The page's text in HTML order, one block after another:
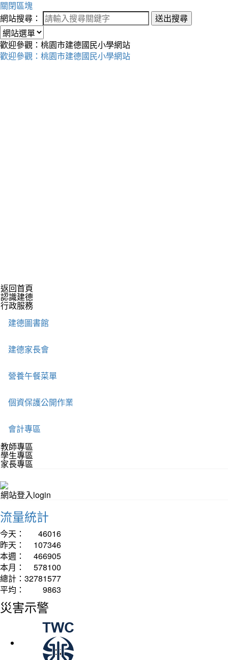
關閉區塊
網站搜尋：
送出搜尋
歡迎參觀：桃園市建德國民小學網站
歡迎參觀：桃園市建德國民小學網站
返回首頁
認識建德
行政服務
建德圖書館
建德家長會
營養午餐菜單
個資保護公開作業
會計專區
教師專區
學生專區
家長專區
網站登入login
流量統計
今天：
46016
昨天：
107346
本週：
466905
本月：
578100
總計： 32781577
平均：
9863
災害示警